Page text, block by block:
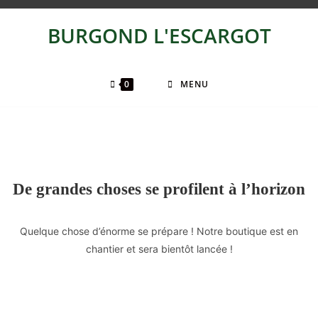
BURGOND L'ESCARGOT
0 MENU
De grandes choses se profilent à l’horizon
Quelque chose d’énorme se prépare ! Notre boutique est en
chantier et sera bientôt lancée !